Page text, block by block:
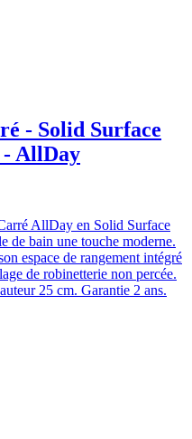
- Solid Surface
- AllDay
AllDay en Solid Surface
de bain une touche moderne.
espace de rangement intégré
de robinetterie non percée.
25 cm. Garantie 2 ans.